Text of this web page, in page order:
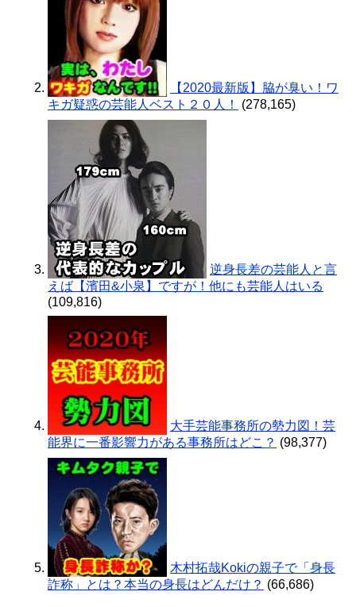
【2020最新版】脇が臭い！ワ
キガ疑惑の芸能人ベスト２０人！
(278,165)
逆身長差の芸能人と言
えば【濱田&小泉】ですが！他にも芸能人はいる
(109,816)
大手芸能事務所の勢力図！芸
能界に一番影響力がある事務所はどこ？ (98,377)
木村拓哉Kokiの親子で「身長
詐称」とは？本当の身長はどんだけ？ (66,686)